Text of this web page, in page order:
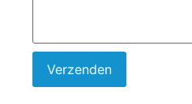
Verzenden